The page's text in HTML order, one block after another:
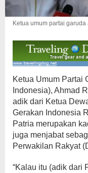
Ketua umum partai
Ketua Umum Partai
Indonesia), Ahmad
adik dari Ketua
Gerakan Indonesia
Patria merupakan
juga menjabat
Perwakilan Rakyat
“Kalau itu (adik dari